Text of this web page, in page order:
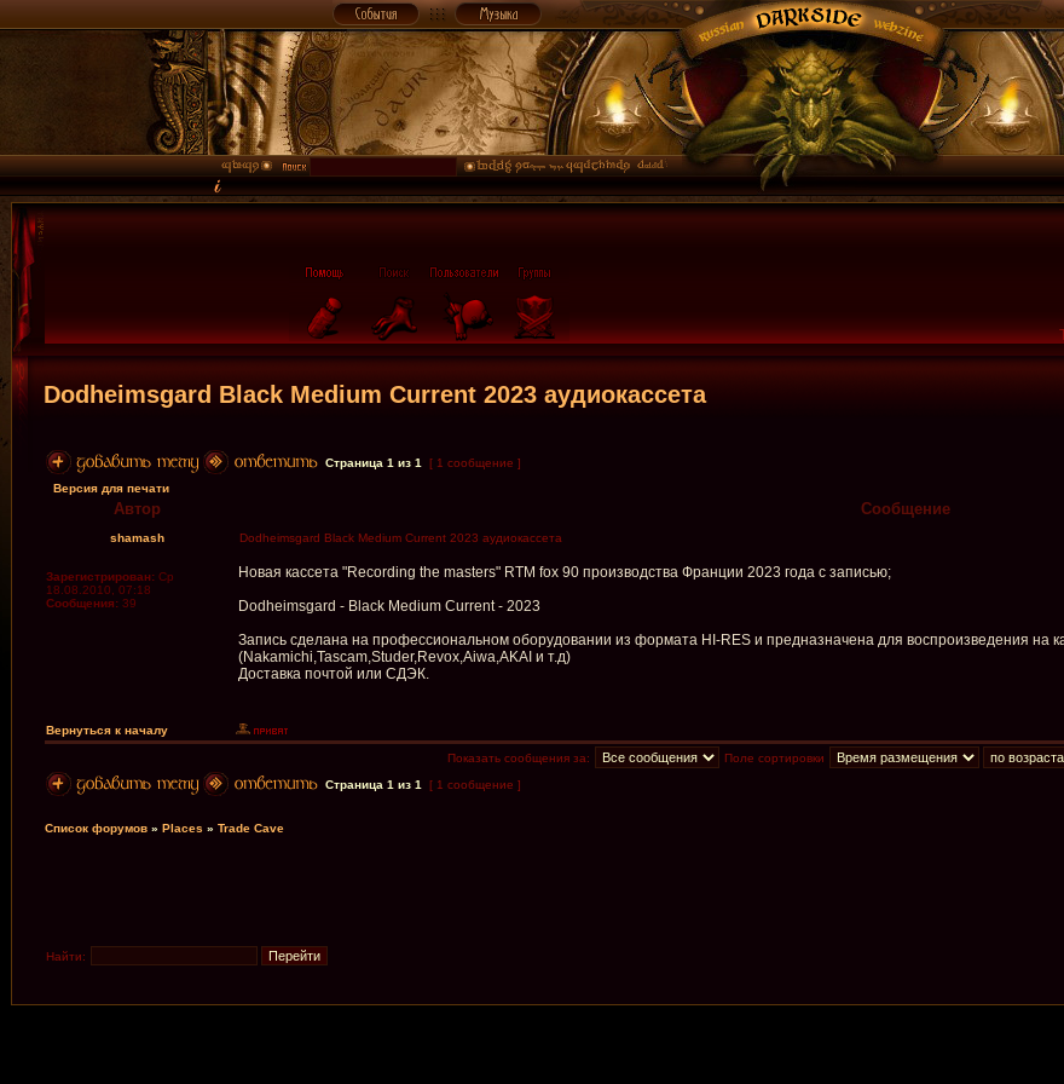
Dodheimsgard Black Medium Current 2023 аудиокассета
Страница 1 из 1
[ 1 сообщение ]
Версия для печати
Автор Сообщение
shamash Dodheimsgard Black Medium Current 2023 аудиокассета
Зарегистрирован: Ср
18.08.2010, 07:18
Сообщения: 39
Новая кассета "Recording the masters" RTM fox 90 производства Франции 2023 года с записью;
Dodheimsgard - Black Medium Current - 2023
Запись сделана на профессиональном оборудовании из формата HI-RES и предназначена для воспроизведения на
(Nakamichi,Tascam,Studer,Revox,Aiwa,AKAI и т.д)
Доставка почтой или СДЭК.
Вернуться к началу
Показать сообщения за:
Поле сортировки
Страница 1 из 1 [ 1 сообщение ]
Список форумов » Places » Trade Cave
Найти: